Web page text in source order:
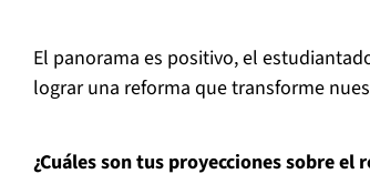
El panorama es positivo, el
lograr una reforma que transforme
¿Cuáles son tus proyecciones sobre